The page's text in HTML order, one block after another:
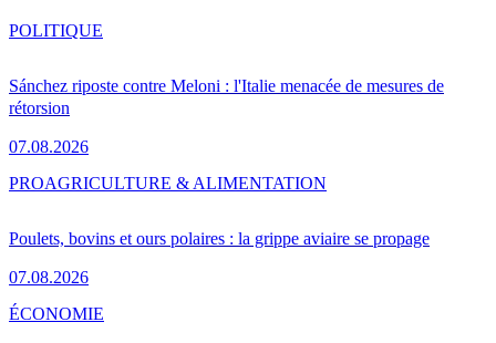
Sánchez riposte contre Meloni : l'Italie menacée de mesures de
rétorsion
07.08.2026
POLITIQUE
Poulets, bovins et ours polaires : la grippe aviaire se propage
07.08.2026
PROAGRICULTURE & ALIMENTATION
ÉCONOMIE